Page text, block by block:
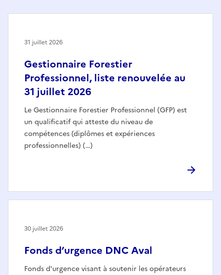
Gestionnaire Forestier
Professionnel, liste renouvelée au
31 juillet 2026
Le Gestionnaire Forestier Professionnel (GFP) est
un qualificatif qui atteste du niveau de
compétences (diplômes et expériences
professionnelles) (…)
31 juillet 2026
Fonds d’urgence DNC Aval
Fonds d'urgence visant à soutenir les opérateurs
30 juillet 2026